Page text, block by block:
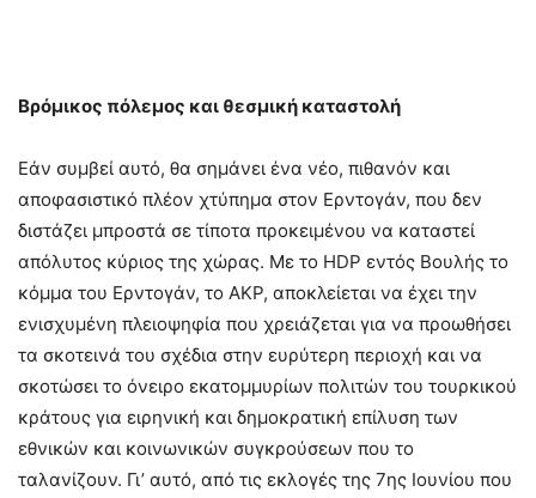
Βρόμικος πόλεμος και θεσμική καταστολή
Εάν συμβεί αυτό, θα σημάνει ένα νέο, πιθανόν και
αποφασιστικό πλέον χτύπημα στον Ερντογάν, που δεν
διστάζει μπροστά σε τίποτα προκειμένου να καταστεί
απόλυτος κύριος της χώρας. Με το HDP εντός Βουλής το
κόμμα του Ερντογάν, το ΑΚΡ, αποκλείεται να έχει την
ενισχυμένη πλειοψηφία που χρειάζεται για να προωθήσει
τα σκοτεινά του σχέδια στην ευρύτερη περιοχή και να
σκοτώσει το όνειρο εκατομμυρίων πολιτών του τουρκικού
κράτους για ειρηνική και δημοκρατική επίλυση των
εθνικών και κοινωνικών συγκρούσεων που το
ταλανίζουν. Γι’ αυτό, από τις εκλογές της 7ης Ιουνίου που